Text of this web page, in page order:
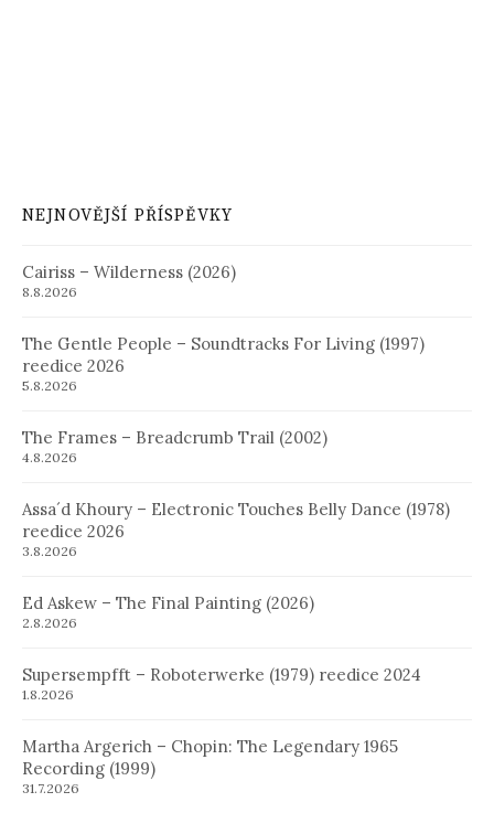
NEJNOVĚJŠÍ PŘÍSPĚVKY
Cairiss – Wilderness (2026)
8.8.2026
The Gentle People – Soundtracks For Living (1997)
reedice 2026
5.8.2026
The Frames – Breadcrumb Trail (2002)
4.8.2026
Assa´d Khoury – Electronic Touches Belly Dance (1978)
reedice 2026
3.8.2026
Ed Askew – The Final Painting (2026)
2.8.2026
Supersempfft – Roboterwerke (1979) reedice 2024
1.8.2026
Martha Argerich – Chopin: The Legendary 1965
Recording (1999)
31.7.2026